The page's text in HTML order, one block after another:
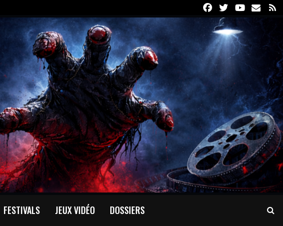
FacebookTwitterYoutube
Email
FESTIVALS JEUX VIDÉO DOSSIERS